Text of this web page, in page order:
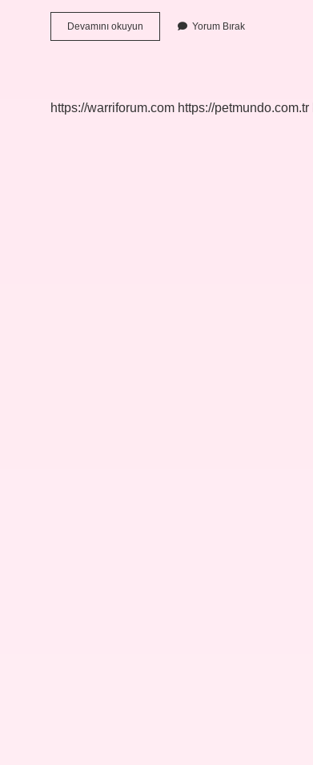
Devamını okuyun
Ne
Yorum Bırak
https://warriforum.com https://petmundo.com.tr